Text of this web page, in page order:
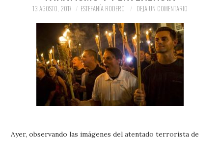
COLABORACIONES)
13 AGOSTO, 2017 ESTEFANÍA RODERO DEJA UN COMENTARIO
Ayer, observando las imágenes del atentado terrorista de